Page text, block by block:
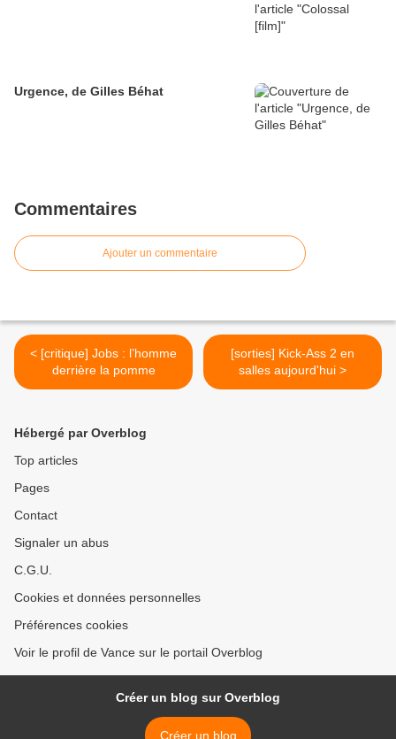
Urgence, de Gilles Béhat
Commentaires
Ajouter un commentaire
< [critique] Jobs : l’homme
derrière la pomme
[sorties] Kick-Ass 2 en
salles aujourd'hui >
Hébergé par Overblog
Top articles
Pages
Contact
Signaler un abus
C.G.U.
Cookies et données personnelles
Préférences cookies
Voir le profil de Vance sur le portail Overblog
Créer un blog sur Overblog
Créer un blog